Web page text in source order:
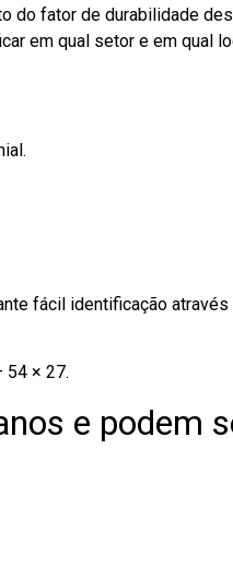
do fator de durabilidade
em qual setor e em qual
fácil identificação
54 × 27.
e podem